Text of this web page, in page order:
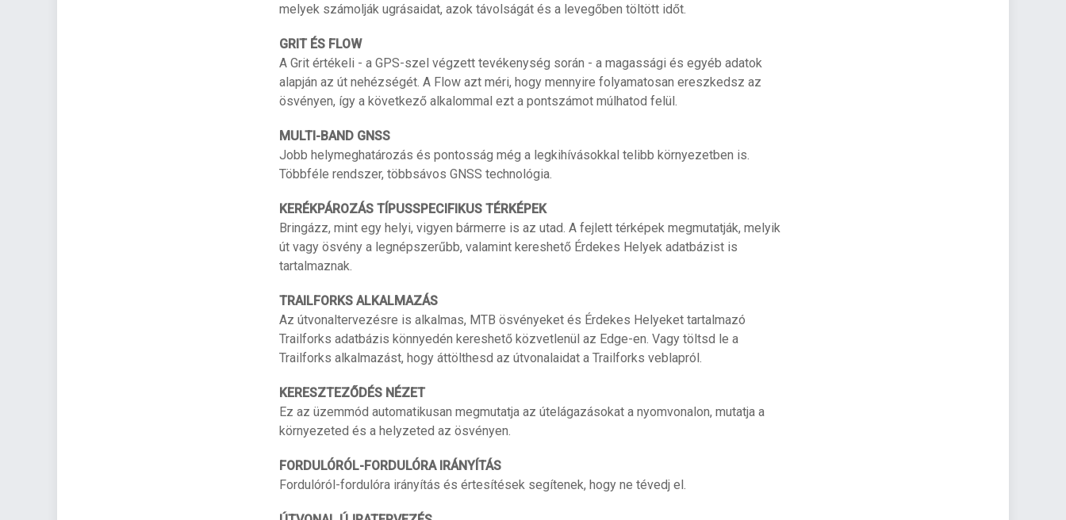
melyek számolják ugrásaidat, azok távolságát és a levegőben töltött időt.
GRIT ÉS FLOW
A Grit értékeli - a GPS-szel végzett tevékenység során - a magassági és egyéb adatok
alapján az út nehézségét. A Flow azt méri, hogy mennyire folyamatosan ereszkedsz az
ösvényen, így a következő alkalommal ezt a pontszámot múlhatod felül.
MULTI-BAND GNSS
Jobb helymeghatározás és pontosság még a legkihívásokkal telibb környezetben is.
Többféle rendszer, többsávos GNSS technológia.
KERÉKPÁROZÁS TÍPUSSPECIFIKUS TÉRKÉPEK
Bringázz, mint egy helyi, vigyen bármerre is az utad. A fejlett térképek megmutatják, melyik
út vagy ösvény a legnépszerűbb, valamint kereshető Érdekes Helyek adatbázist is
tartalmaznak.
TRAILFORKS ALKALMAZÁS
Az útvonaltervezésre is alkalmas, MTB ösvényeket és Érdekes Helyeket tartalmazó
Trailforks adatbázis könnyedén kereshető közvetlenül az Edge-en. Vagy töltsd le a
Trailforks alkalmazást, hogy áttölthesd az útvonalaidat a Trailforks veblapról.
KERESZTEZŐDÉS NÉZET
Ez az üzemmód automatikusan megmutatja az útelágazásokat a nyomvonalon, mutatja a
környezeted és a helyzeted az ösvényen.
FORDULÓRÓL-FORDULÓRA IRÁNYÍTÁS
Fordulóról-fordulóra irányítás és értesítések segítenek, hogy ne tévedj el.